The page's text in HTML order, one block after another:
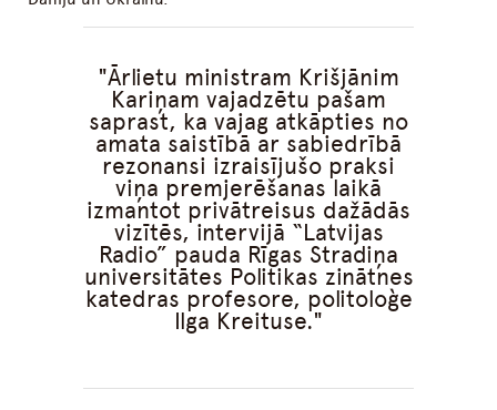
Ārlietu ministram Krišjānim
Kariņam vajadzētu pašam
saprast, ka vajag atkāpties no
amata saistībā ar sabiedrībā
rezonansi izraisījušo praksi
viņa premjerēšanas laikā
izmantot privātreisus dažādās
vizītēs, intervijā “Latvijas
Radio” pauda Rīgas Stradiņa
universitātes Politikas zinātnes
katedras profesore, politoloģe
Ilga Kreituse.